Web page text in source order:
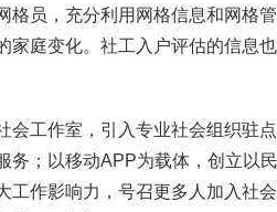
格员，充分利用网格信息和网格
家庭变化。社工入户评估的信息
会工作室，引入专业社会组织驻
务；以移动APP为载体，创立以
工作影响力，号召更多人加入社